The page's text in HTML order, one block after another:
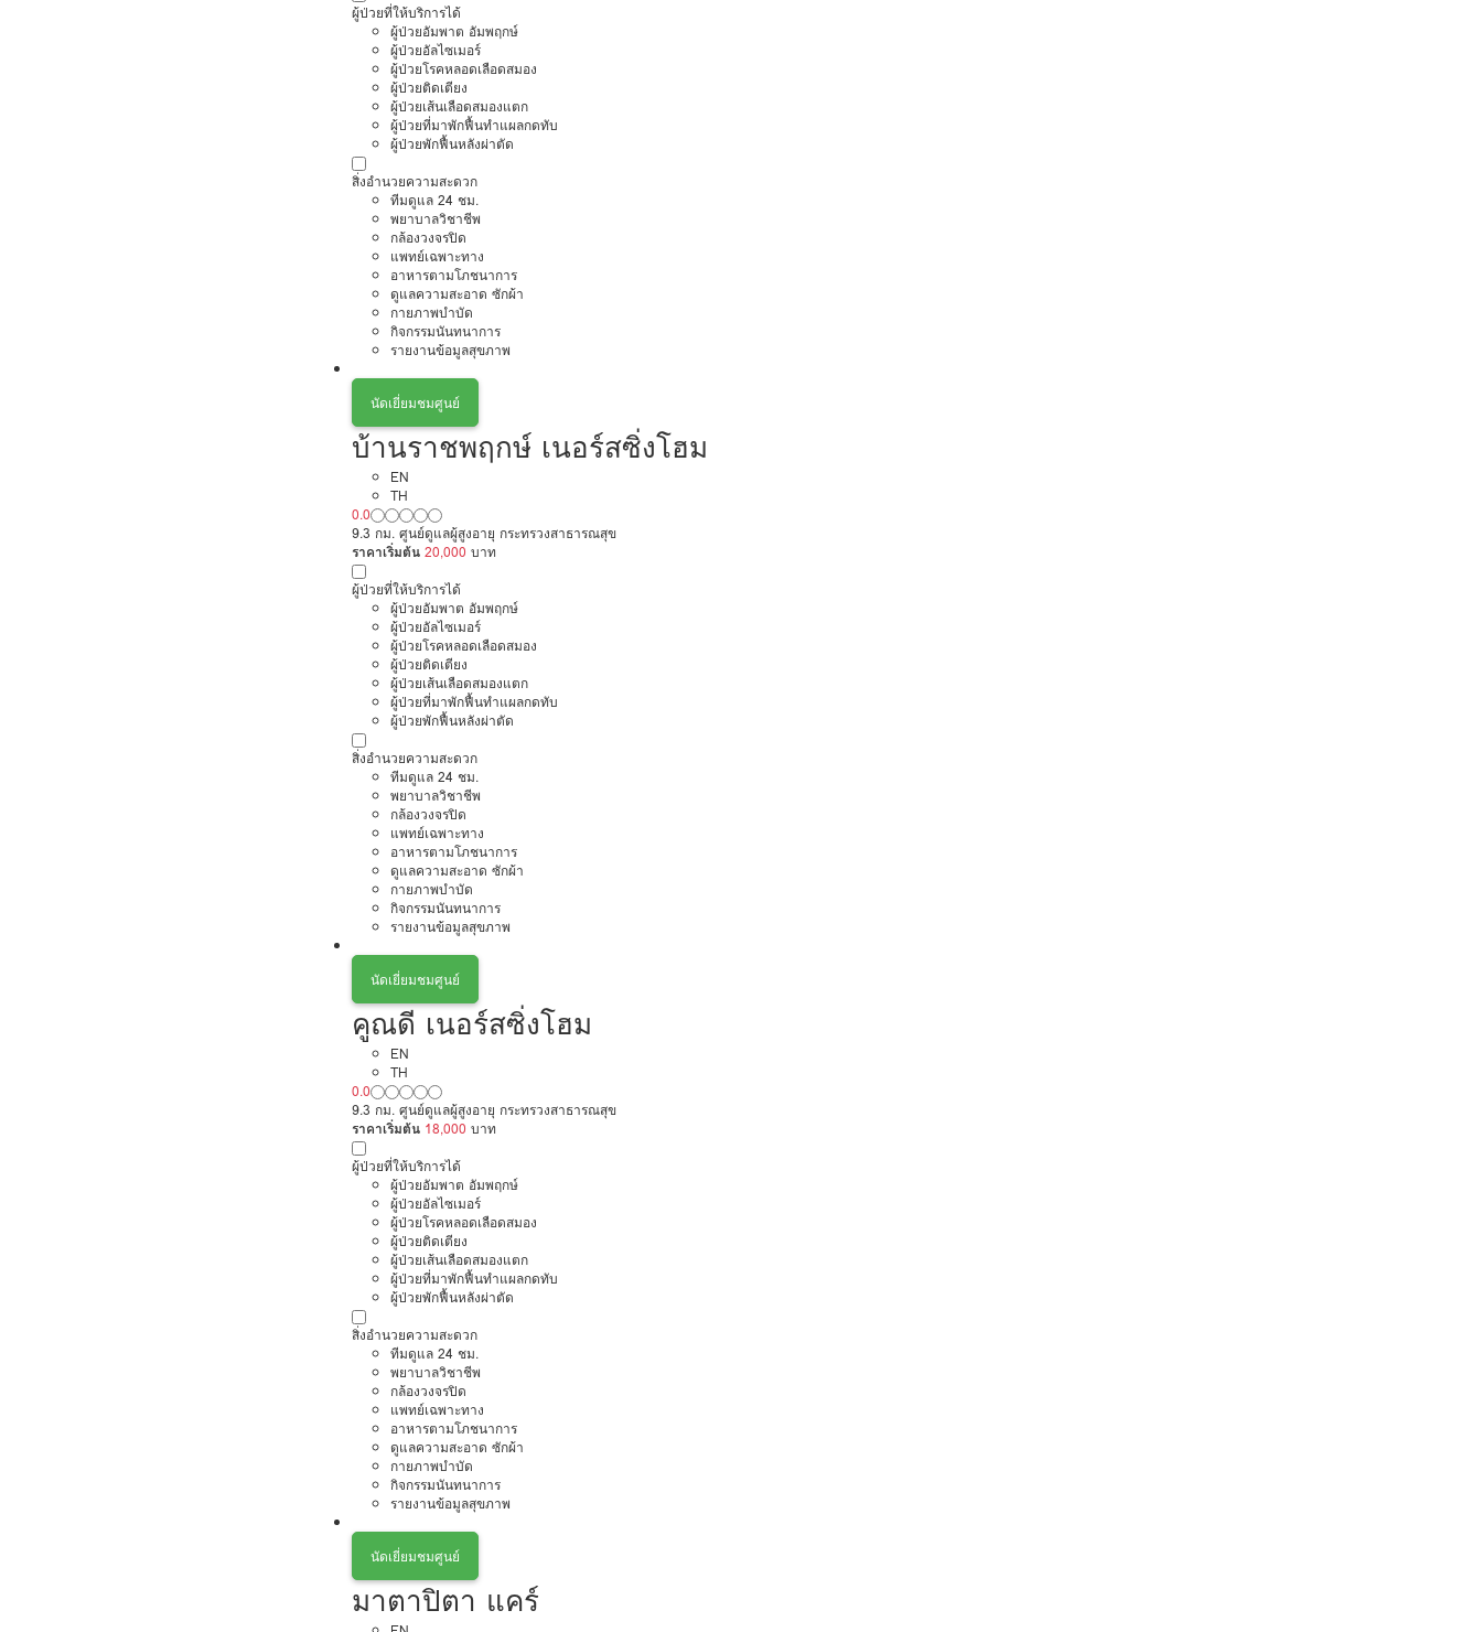
ผู้ป่วยที่ให้บริการได้
ผู้ป่วยอัมพาต อัมพฤกษ์
ผู้ป่วยอัลไซเมอร์
ผู้ป่วยโรคหลอดเลือดสมอง
ผู้ป่วยติดเตียง
ผู้ป่วยเส้นเลือดสมองแตก
ผู้ป่วยที่มาพักฟื้นทำแผลกดทับ
ผู้ป่วยพักฟื้นหลังผ่าตัด
สิ่งอำนวยความสะดวก
ทีมดูแล 24 ชม.
พยาบาลวิชาชีพ
กล้องวงจรปิด
แพทย์เฉพาะทาง
อาหารตามโภชนาการ
ดูแลความสะอาด ซักผ้า
กายภาพบำบัด
กิจกรรมนันทนาการ
รายงานข้อมูลสุขภาพ
นัดเยี่ยมชมศูนย์
บ้านราชพฤกษ์ เนอร์สซิ่งโฮม
EN
TH
0.0
9.3 กม. ศูนย์ดูแลผู้สูงอายุ กระทรวงสาธารณสุข
ราคาเริ่มต้น 20,000 บาท
ผู้ป่วยที่ให้บริการได้
ผู้ป่วยอัมพาต อัมพฤกษ์
ผู้ป่วยอัลไซเมอร์
ผู้ป่วยโรคหลอดเลือดสมอง
ผู้ป่วยติดเตียง
ผู้ป่วยเส้นเลือดสมองแตก
ผู้ป่วยที่มาพักฟื้นทำแผลกดทับ
ผู้ป่วยพักฟื้นหลังผ่าตัด
สิ่งอำนวยความสะดวก
ทีมดูแล 24 ชม.
พยาบาลวิชาชีพ
กล้องวงจรปิด
แพทย์เฉพาะทาง
อาหารตามโภชนาการ
ดูแลความสะอาด ซักผ้า
กายภาพบำบัด
กิจกรรมนันทนาการ
รายงานข้อมูลสุขภาพ
นัดเยี่ยมชมศูนย์
คูณดี เนอร์สซิ่งโฮม
EN
TH
0.0
9.3 กม. ศูนย์ดูแลผู้สูงอายุ กระทรวงสาธารณสุข
ราคาเริ่มต้น 18,000 บาท
ผู้ป่วยที่ให้บริการได้
ผู้ป่วยอัมพาต อัมพฤกษ์
ผู้ป่วยอัลไซเมอร์
ผู้ป่วยโรคหลอดเลือดสมอง
ผู้ป่วยติดเตียง
ผู้ป่วยเส้นเลือดสมองแตก
ผู้ป่วยที่มาพักฟื้นทำแผลกดทับ
ผู้ป่วยพักฟื้นหลังผ่าตัด
สิ่งอำนวยความสะดวก
ทีมดูแล 24 ชม.
พยาบาลวิชาชีพ
กล้องวงจรปิด
แพทย์เฉพาะทาง
อาหารตามโภชนาการ
ดูแลความสะอาด ซักผ้า
กายภาพบำบัด
กิจกรรมนันทนาการ
รายงานข้อมูลสุขภาพ
นัดเยี่ยมชมศูนย์
มาตาปิตา แคร์